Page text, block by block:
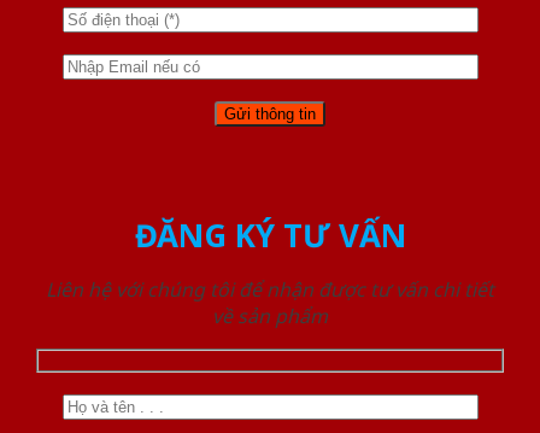
ĐĂNG KÝ TƯ VẤN
Liên hệ với chúng tôi để nhận được tư vấn chi tiết
về sản phẩm